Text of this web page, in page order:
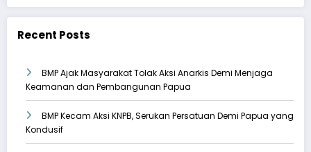
Recent Posts
BMP Ajak Masyarakat Tolak Aksi Anarkis Demi Menjaga
Keamanan dan Pembangunan Papua
BMP Kecam Aksi KNPB, Serukan Persatuan Demi Papua yang
Kondusif